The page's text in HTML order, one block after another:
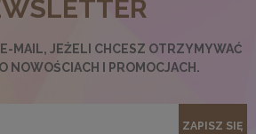
519,99 zł
MAIL, JEŻELI CHCESZ OTRZYMYWAĆ
NOWOŚCIACH I PROMOCJACH.
ZAPISZ SIĘ